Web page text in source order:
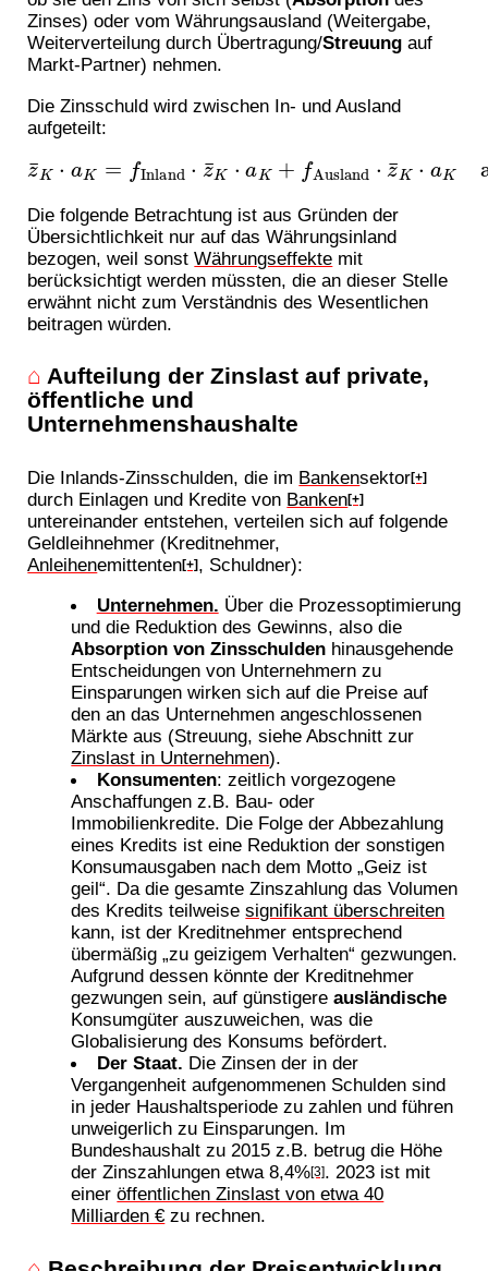
Zinses) oder vom Währungsausland (Weitergabe,
Weiterverteilung durch Übertragung/Streuung auf
Markt-Partner) nehmen.
Die Zinsschuld wird zwischen In- und Ausland
aufgeteilt:
z ⋅a Inland z¯ a f Ausland z¯ a
also Inland fAusland
Die folgende Betrachtung ist aus Gründen der
Übersichtlichkeit nur auf das Währungsinland
bezogen, weil sonstWährungseffekte mit
berücksichtigt werden müssten, die an dieser Stelle
erwähnt nicht zum Verständnis des Wesentlichen
beitragen würden.
⌂ Aufteilung der Zinslast auf private,
öffentliche und
Unternehmenshaushalte
Die Inlands-Zinsschulden, die im Bankensektor[+]
durch Einlagen und Kredite von Banken[+]
untereinander entstehen, verteilen sich auf folgende
Geldleihnehmer (Kreditnehmer,
Anleihenemittenten[+] , Schuldner):
Unternehmen. Über die Prozessoptimierung
und die Reduktion des Gewinns, also die
Absorption von Zinsschulden hinausgehende
Entscheidungen von Unternehmern zu
Einsparungen wirken sich auf die Preise auf
den an das Unternehmen angeschlossenen
Märkte aus (Streuung, siehe Abschnitt zur
Zinslast in Unternehmen).
Konsumenten: zeitlich vorgezogene
Anschaffungen z.B. Bau- oder
Immobilienkredite. Die Folge der Abbezahlung
eines Kredits ist eine Reduktion der sonstigen
Konsumausgaben nach dem Motto „Geiz ist
geil“. Da die gesamte Zinszahlung das Volumen
des Kredits teilweisesignifikant überschreiten
kann, ist der Kreditnehmer entsprechend
übermäßig „zu geizigem Verhalten“ gezwungen.
Aufgrund dessen könnte der Kreditnehmer
gezwungen sein, auf günstigereausländische
Konsumgüter auszuweichen, was die
Globalisierung des Konsums befördert.
Der Staat. Die Zinsen der in der
Vergangenheit aufgenommenen Schulden sind
in jeder Haushaltsperiode zu zahlen und führen
unweigerlich zu Einsparungen. Im
Bundeshaushalt zu 2015 z.B. betrug die Höhe
der Zinszahlungen etwa 8,4%[3]. 2023 ist mit
eineröffentlichen Zinslast von etwa 40
Milliarden € zu rechnen.